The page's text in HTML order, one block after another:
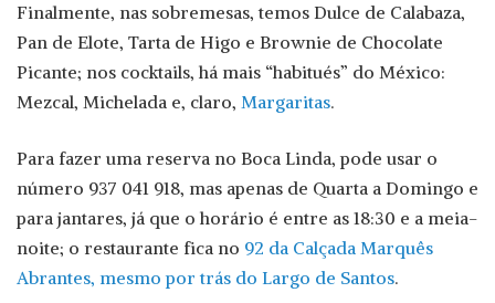
Finalmente, nas sobremesas, temos Dulce de Calabaza,
Pan de Elote, Tarta de Higo e Brownie de Chocolate
Picante; nos cocktails, há mais “habitués” do México:
Mezcal, Michelada e, claro, Margaritas.
Para fazer uma reserva no Boca Linda, pode usar o
número 937 041 918, mas apenas de Quarta a Domingo e
para jantares, já que o horário é entre as 18:30 e a meia-
noite; o restaurante fica no 92 da Calçada Marquês
Abrantes, mesmo por trás do Largo de Santos.